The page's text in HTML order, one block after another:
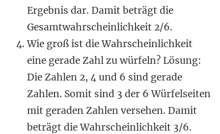
Ergebnis dar. Damit beträgt die
Gesamtwahrscheinlichkeit 2/6.
Wie groß ist die Wahrscheinlichkeit
eine gerade Zahl zu würfeln? Lösung:
Die Zahlen 2, 4 und 6 sind gerade
Zahlen. Somit sind 3 der 6 Würfelseiten
mit geraden Zahlen versehen. Damit
beträgt die Wahrscheinlichkeit 3/6.